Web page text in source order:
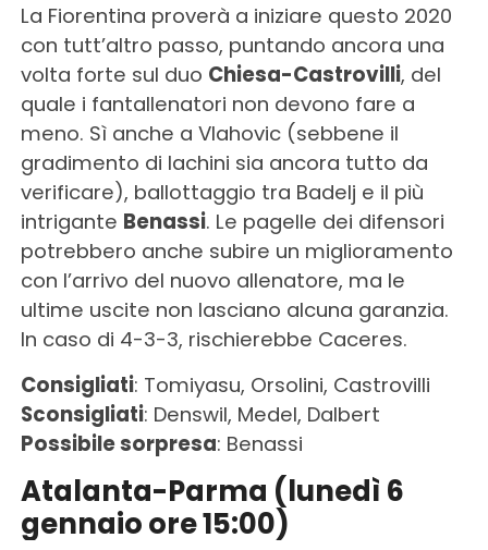
La Fiorentina proverà a iniziare questo 2020
con tutt’altro passo, puntando ancora una
volta forte sul duo Chiesa-Castrovilli, del
quale i fantallenatori non devono fare a
meno. Sì anche a Vlahovic (sebbene il
gradimento di Iachini sia ancora tutto da
verificare), ballottaggio tra Badelj e il più
intrigante Benassi. Le pagelle dei difensori
potrebbero anche subire un miglioramento
con l’arrivo del nuovo allenatore, ma le
ultime uscite non lasciano alcuna garanzia.
In caso di 4-3-3, rischierebbe Caceres.
Consigliati: Tomiyasu, Orsolini, Castrovilli
Sconsigliati: Denswil, Medel, Dalbert
Possibile sorpresa: Benassi
Atalanta-Parma (lunedì 6
gennaio ore 15:00)